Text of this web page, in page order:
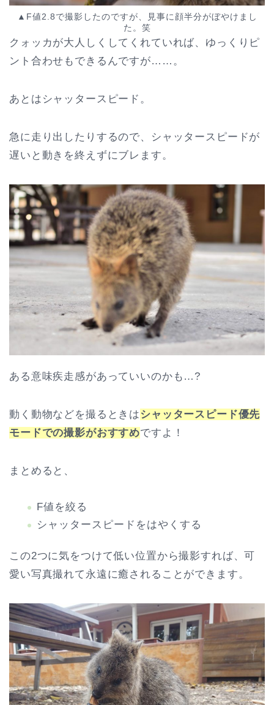
▲F値2.8で撮影したのですが、見事に顔半分がぼやけまし
た。笑
クォッカが大人しくしてくれていれば、ゆっくりピ
ント合わせもできるんですが……。
あとはシャッタースピード。
急に走り出したりするので、シャッタースピードが
遅いと動きを終えずにブレます。
ある意味疾走感があっていいのかも…?
動く動物などを撮るときはシャッタースピード優先
モードでの撮影がおすすめですよ！
まとめると、
F値を絞る
シャッタースピードをはやくする
この2つに気をつけて低い位置から撮影すれば、可
愛い写真撮れて永遠に癒されることができます。